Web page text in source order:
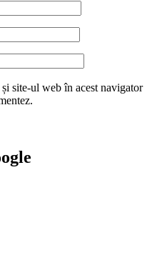
site-ul web în acest navigator